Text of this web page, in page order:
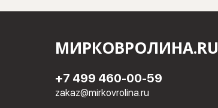
МИРКОВРОЛИНА.RU
+7 499 460-00-59
zakaz@mirkovrolina.ru